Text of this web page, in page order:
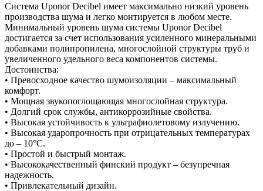
Система Uponor Decibel имеет максимально низкий уровень
производства шума и легко монтируется в любом месте.
Минимальный уровень шума системы Uponor Decibel
достигается за счет использования усиленного минеральными
добавками полипропилена, многослойной структуры труб и
увеличенного удельного веса компонентов системы.
Достоинства:
• Превосходное качество шумоизоляции – максимальный
комфорт.
• Мощная звукопоглощающая многослойная структура.
• Долгий срок службы, антикоррозийные свойства.
• Высокая устойчивость к ультрафиолетовому излучению.
• Высокая ударопрочность при отрицательных температурах
до – 10°С.
• Простой и быстрый монтаж.
• Высококачественный финский продукт – безупречная
надежность.
• Привлекательный дизайн.